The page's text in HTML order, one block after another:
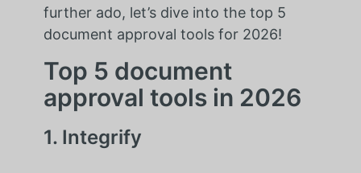
further ado, let’s dive into the top 5
document approval tools for 2026!
Top 5 document
approval tools in 2026
1. Integrify